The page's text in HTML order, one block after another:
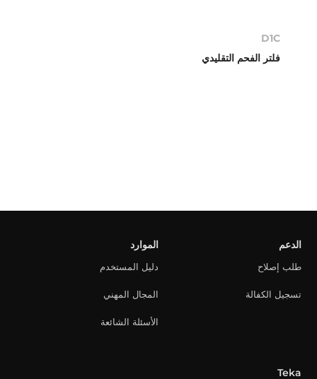
D1C
فلتر الفحم التقليدي
الدعم
طلب إصلاح
تسجيل الكفالة
الموارد
دليل المستخدم
المجال المهني
الأسئلة الشائعة
Teka